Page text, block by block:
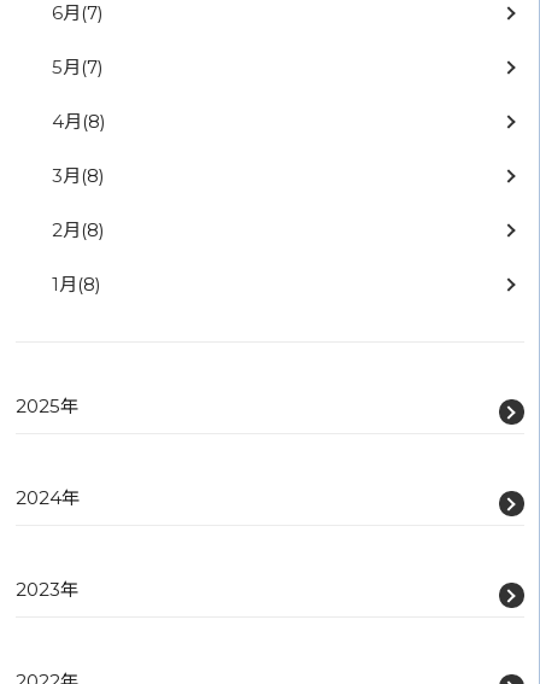
6月 (7)
5月 (7)
4月 (8)
3月 (8)
2月 (8)
1月 (8)
2025年
2024年
2023年